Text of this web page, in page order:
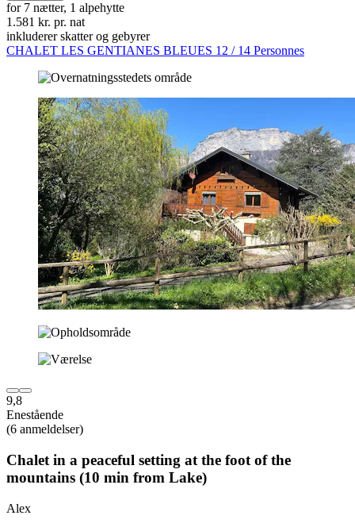
for 7 nætter, 1 alpehytte
1.581 kr. pr. nat
inkluderer skatter og gebyrer
CHALET LES GENTIANES BLEUES 12 / 14 Personnes
9,8
Enestående
(6 anmeldelser)
Chalet in a peaceful setting at the foot of the
mountains (10 min from Lake)
Alex